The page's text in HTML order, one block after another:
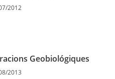
2012
Geobiológiques
2013